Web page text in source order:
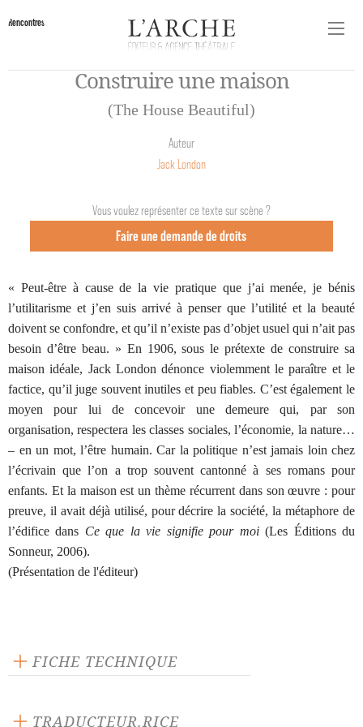
Rencontres
Construire une maison
(The House Beautiful)
Auteur
Jack London
Vous voulez représenter ce texte sur scène ?
Faire une demande de droits
« Peut-être à cause de la vie pratique que j’ai menée, je bénis
l’utilitarisme et j’en suis arrivé à penser que l’utilité et la beauté
doivent se confondre, et qu’il n’existe pas d’objet usuel qui n’ait pas
besoin d’être beau. » En 1906, sous le prétexte de construire sa
maison idéale, Jack London dénonce violemment le paraître et le
factice, qu’il juge souvent inu­tiles et peu fiables. C’est également le
moyen pour lui de con­cevoir une demeure qui, par son
organisation, respectera les classes sociales, l’économie, la nature…
– en un mot, l’être humain. Car la politique n’est jamais loin chez
l’écrivain que l’on a trop souvent cantonné à ses romans pour
enfants. Et la maison est un thème récurrent dans son œuvre : pour
preuve, il avait déjà utilisé, pour décrire la société, la métaphore de
l’édifice dans Ce que la vie signifie pour moi(Les Éditions du
Sonneur, 2006).
(Présentation de l'éditeur)
FICHE TECHNIQUE
Langue source : anglais
TRADUCTEUR.RICE